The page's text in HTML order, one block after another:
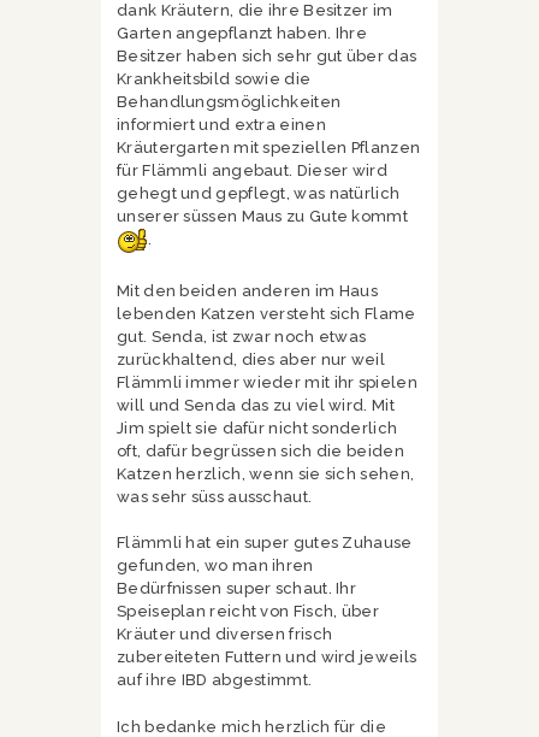
dank Kräutern, die ihre Besitzer im
Garten angepflanzt haben. Ihre
Besitzer haben sich sehr gut über das
Krankheitsbild sowie die
Behandlungsmöglichkeiten
informiert und extra einen
Kräutergarten mit speziellen Pflanzen
für Flämmli angebaut. Dieser wird
gehegt und gepflegt, was natürlich
unserer süssen Maus zu Gute kommt
.
Mit den beiden anderen im Haus
lebenden Katzen versteht sich Flame
gut. Senda, ist zwar noch etwas
zurückhaltend, dies aber nur weil
Flämmli immer wieder mit ihr spielen
will und Senda das zu viel wird. Mit
Jim spielt sie dafür nicht sonderlich
oft, dafür begrüssen sich die beiden
Katzen herzlich, wenn sie sich sehen,
was sehr süss ausschaut.
Flämmli hat ein super gutes Zuhause
gefunden, wo man ihren
Bedürfnissen super schaut. Ihr
Speiseplan reicht von Fisch, über
Kräuter und diversen frisch
zubereiteten Futtern und wird jeweils
auf ihre IBD abgestimmt.
Ich bedanke mich herzlich für die